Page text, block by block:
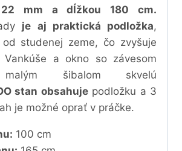
22 mm a dĺžkou 180 cm.
je aj praktická podložka,
studenej zeme, čo zvyšuje
a okno so závesom
malým šibalom skvelú
stan obsahujepodložku a 3
je možné oprať v práčke.
100 cm